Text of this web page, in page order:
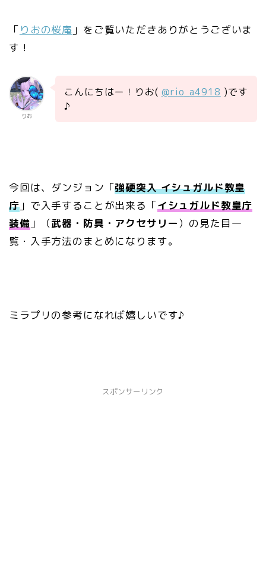
「 りおの桜庵 」をご覧いただきありがとうございま
す！
りお
こんにちはー！りお( @rio_a4918 )です
♪
今回は、ダンジョン「強硬突入 イシュガルド教皇
庁」で入手することが出来る「イシュガルド教皇庁
装備 」（武器・防具・アクセサリー）の見た目一
覧・入手方法のまとめになります。
ミラプリの参考になれば嬉しいです♪
スポンサーリンク